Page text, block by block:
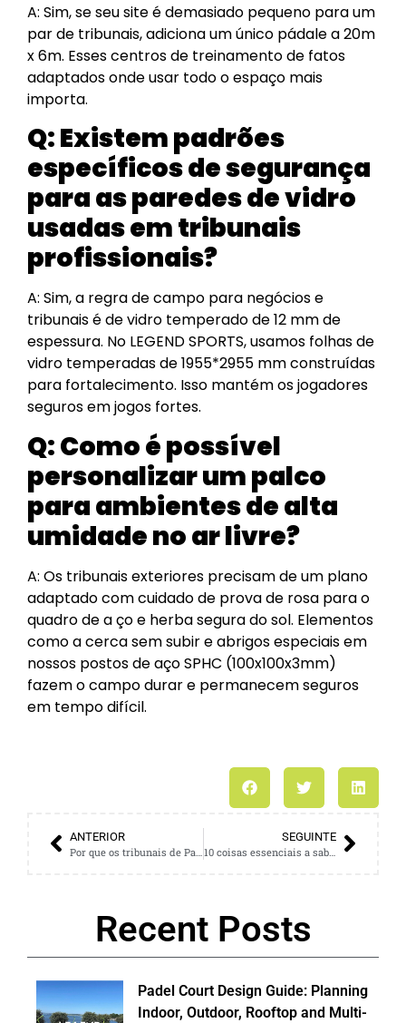
A: Sim, se seu site é demasiado pequeno para um
par de tribunais, adiciona um único pádale a 20m
x 6m. Esses centros de treinamento de fatos
adaptados onde usar todo o espaço mais
importa.
Q:Existem padrões
específicos de segurança
para as paredes de vidro
usadas em tribunais
profissionais?
A: Sim, a regra de campo para negócios e
tribunais é de vidro temperado de 12 mm de
espessura. No LEGEND SPORTS, usamos folhas de
vidro temperadas de 1955*2955 mm construídas
para fortalecimento. Isso mantém os jogadores
seguros em jogos fortes.
Q:Como é possível
personalizar um palco
para ambientes de alta
umidade no ar livre?
A: Os tribunais exteriores precisam de um plano
adaptado com cuidado de prova de rosa para o
quadro de a ço e herba segura do sol. Elementos
como a cerca sem subir e abrigos especiais em
nossos postos de aço SPHC (100x100x3mm)
fazem o campo durar e permanecem seguros
em tempo difícil.
ANTERIOR
SEGUINTE
10 coisas essenciais a saber antes de comprar seu primeiro tribunal
Recent Posts
Padel Court Design Guide: Planning
Indoor, Outdoor, Rooftop and Multi-